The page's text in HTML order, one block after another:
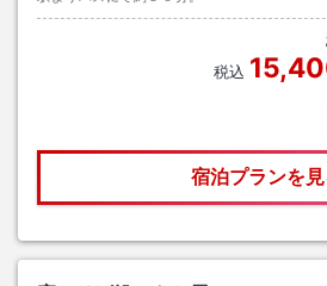
税込
宿泊プランを